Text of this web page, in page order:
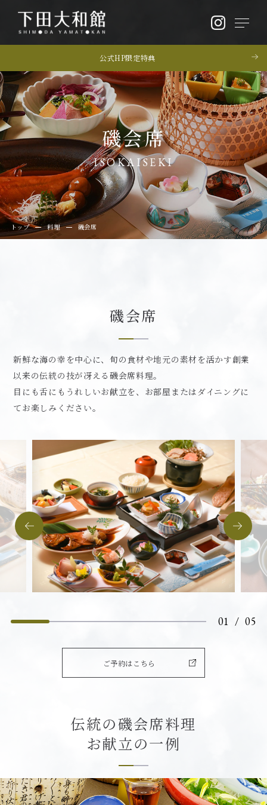
公式HP限定特典
磯会席
ISOKAISEKI
トップ 料理 磯会席
磯会席
新鮮な海の幸を中心に、旬の食材や地元の素材を活かす創業
以来の伝統の技が冴える磯会席料理。
目にも舌にもうれしいお献立を、お部屋またはダイニングに
てお楽しみください。
01 / 05
ご予約はこちら
伝統の磯会席料理
お献立の一例